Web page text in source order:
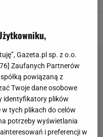
Gazeta.pl sp. z o.o.
] Zaufanych Partnerów
powiązaną z
Twoje dane osobowe
identyfikatory plików
tych plikach do celów
potrzeby wyświetlania
i preferencji w